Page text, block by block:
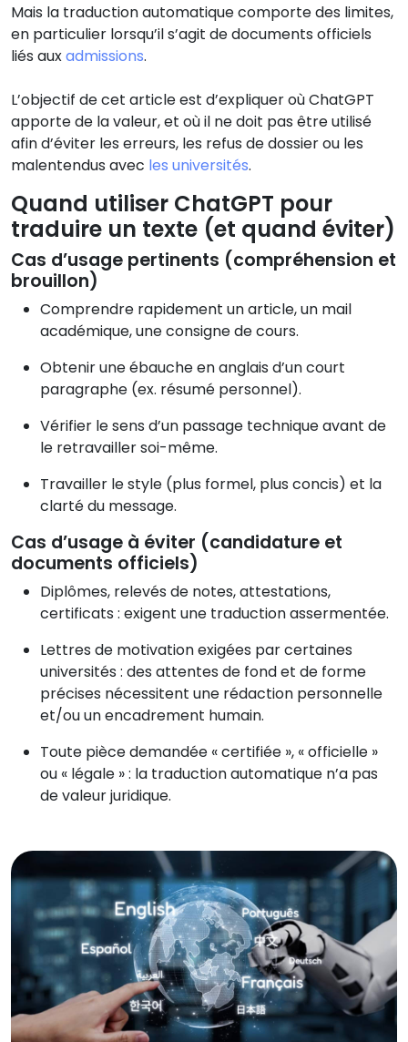
Mais la traduction automatique comporte des limites,
en particulier lorsqu’il s’agit de documents officiels
liés auxadmissions.
L’objectif de cet article est d’expliquer où ChatGPT
apporte de la valeur, et où il ne doit pas être utilisé
afin d’éviter les erreurs, les refus de dossier ou les
malentendus avec les universités.
Quand utiliser ChatGPT pour
traduire un texte (et quand éviter)
Cas d’usage pertinents (compréhension et
brouillon)
Comprendre rapidement un article, un mail
académique, une consigne de cours.
Obtenir une ébauche en anglais d’un court
paragraphe (ex. résumé personnel).
Vérifier le sens d’un passage technique avant de
le retravailler soi-même.
Travailler le style (plus formel, plus concis) et la
clarté du message.
Cas d’usage à éviter (candidature et
documents officiels)
Diplômes, relevés de notes, attestations,
certificats : exigent une traduction assermentée.
Lettres de motivation exigées par certaines
universités : des attentes de fond et de forme
précises nécessitent une rédaction personnelle
et/ou un encadrement humain.
Toute pièce demandée « certifiée », « officielle »
ou « légale » : la traduction automatique n’a pas
de valeur juridique.